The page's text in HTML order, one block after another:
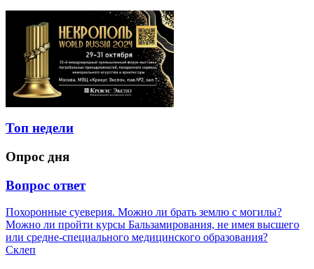
Топ недели
Опрос дня
Вопрос ответ
Похоронные суеверия. Можно ли брать землю с могилы?
Можно ли пройти курсы Бальзамирования, не имея высшего
или средне-специального медицинского образования?
Склеп